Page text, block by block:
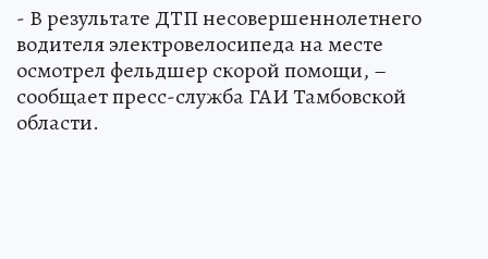
- В результате ДТП несовершеннолетнего
водителя электровелосипеда на месте
осмотрел фельдшер скорой помощи, –
сообщает пресс-служба ГАИ Тамбовской
области.